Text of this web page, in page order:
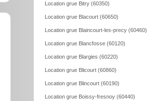
Location grue Bitry (60350)
Location grue Blacourt (60650)
Location grue Blaincourt-les-precy (60460)
Location grue Blancfosse (60120)
Location grue Blargies (60220)
Location grue Blicourt (60860)
Location grue Blincourt (60190)
Location grue Boissy-fresnoy (60440)